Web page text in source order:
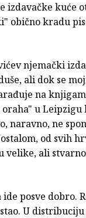
izdavačke kuće
obično kradu
njemački
ali dok se
na
u Leipzigu
naravno, ne
od svih
velike, ali
posve dobro.
U